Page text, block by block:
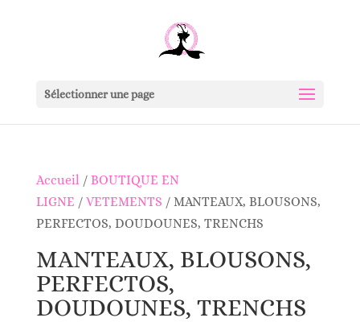
Sélectionner une page
Accueil / BOUTIQUE EN
LIGNE / VETEMENTS / MANTEAUX, BLOUSONS,
PERFECTOS, DOUDOUNES, TRENCHS
MANTEAUX, BLOUSONS,
PERFECTOS,
DOUDOUNES, TRENCHS